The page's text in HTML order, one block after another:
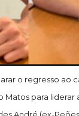
o regresso ao
para